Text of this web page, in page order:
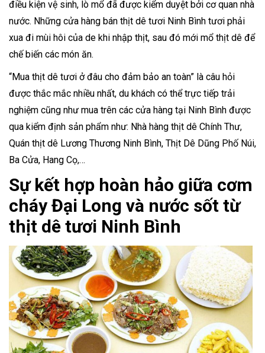
điều kiện vệ sinh, lò mổ đã được kiểm duyệt bởi cơ quan nhà
nước. Những cửa hàng bán thịt dê tươi Ninh Bình tươi phải
xua đi mùi hôi của de khi nhập thịt, sau đó mới mổ thịt dê để
chế biến các món ăn.
“Mua thịt dê tươi ở đâu cho đảm bảo an toàn” là câu hỏi
được thắc mắc nhiều nhất, du khách có thể trực tiếp trải
nghiệm cũng như mua trên các cửa hàng tại Ninh Bình được
qua kiểm định sản phẩm như: Nhà hàng thịt dê Chính Thư,
Quán thịt dê Lương Thương Ninh Bình, Thịt Dê Dũng Phố Núi,
Ba Cửa, Hang Cọ,…
Sự kết hợp hoàn hảo giữa cơm
cháy Đại Long và nước sốt từ
thịt dê tươi Ninh Bình